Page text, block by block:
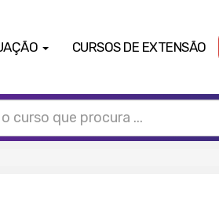
CURSOS DE EXTENSÃO